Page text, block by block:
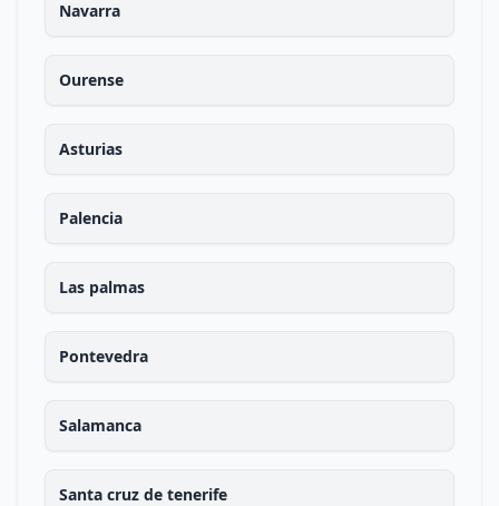
Navarra
Ourense
Asturias
Palencia
Las palmas
Pontevedra
Salamanca
Santa cruz de tenerife